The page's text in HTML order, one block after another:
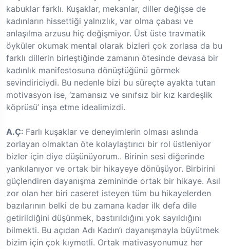
kabuklar farklı. Kuşaklar, mekanlar, diller değişse de
kadınların hissettiği yalnızlık, var olma çabası ve
anlaşılma arzusu hiç değişmiyor. Üst üste travmatik
öyküler okumak mental olarak bizleri çok zorlasa da bu
farklı dillerin birleştiğinde zamanın ötesinde devasa bir
kadınlık manifestosuna dönüştüğünü görmek
sevindiriciydi. Bu nedenle bizi bu süreçte ayakta tutan
motivasyon ise, ‘zamansız ve sınıfsız bir kız kardeşlik
köprüsü’ inşa etme idealimizdi.
A.Ç: Farlı kuşaklar ve deneyimlerin olması aslında
zorlayan olmaktan öte kolaylaştırıcı bir rol üstleniyor
bizler için diye düşünüyorum.. Birinin sesi diğerinde
yankılanıyor ve ortak bir hikayeye dönüşüyor. Birbirini
güçlendiren dayanışma zemininde ortak bir hikaye. Asıl
zor olan her biri caseret isteyen tüm bu hikayelerden
bazılarının belki de bu zamana kadar ilk defa dile
getirildiğini düşünmek, bastırıldığını yok sayıldığını
bilmekti. Bu açıdan Adı Kadın’ı dayanışmayla büyütmek
bizim için çok kıymetli. Ortak mativasyonumuz her